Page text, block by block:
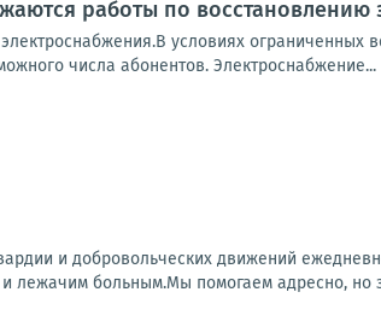
работы по восстановлению
условиях ограниченных
числа абонентов. Электроснабжение...
и добровольческих движений
лежачим больным.Мы помогаем адресно, но